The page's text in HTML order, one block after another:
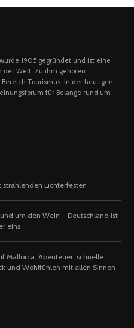
1905 gegründet und ist eine
der Welt. Zu ihm gehören
Tourismus. In der heutigen
für Belange rund um
Lichterfesten
um den Wein – Deutschland ist
eins
Mallorca: Abenteuer, schnelle
und Wohlfühlen mit allen Sinnen